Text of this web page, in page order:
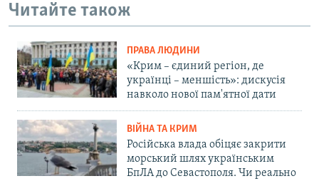
Читайте також
ПРАВА ЛЮДИНИ
«Крим – єдиний регіон, де
українці – меншість»: дискусія
навколо нової пам'ятної дати
ВІЙНА ТА КРИМ
Російська влада обіцяє закрити
морський шлях українським
БпЛА до Севастополя. Чи реально